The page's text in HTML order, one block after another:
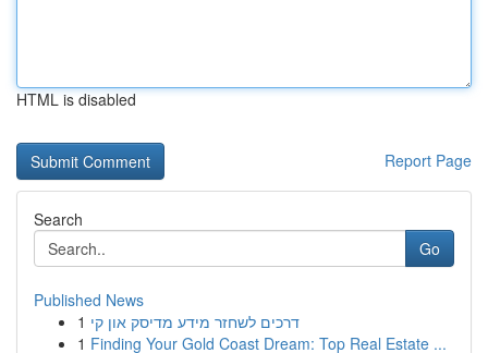
HTML is disabled
Report Page
Search
Go
Published News
1 דרכים לשחזר מידע מדיסק און קי
1 Finding Your Gold Coast Dream: Top Real Estate ...